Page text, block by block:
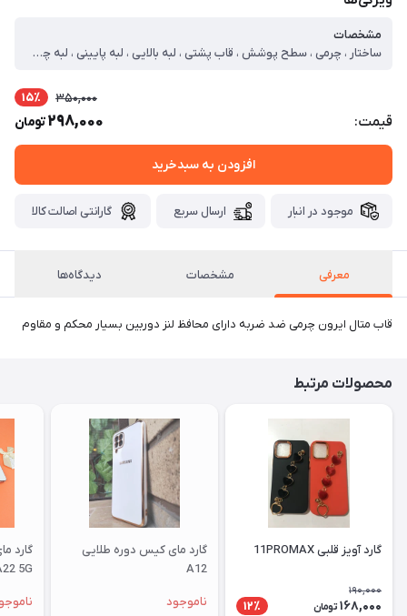
مشخصات
ساختار ، چرمی ، سطح پوشش ، قاب پشتی ، لبه بالایی ، لبه پایینی ، لبه چپ ، لبه راست ، حفاظت از دکمه‌ها ، قابلیت‌های کیف و کاور ، مقاوم در برابر ضربه ، لبه های برجسته برای محافظت صفحه نمایش ، لبه های برجسته برای محافظت دوربین
قیمت:
350,000 15٪
298,000تومان
افزودن به سبدخرید
موجود در انبار ارسال سریع گارانتی اصالت کالا
معرفی مشخصات دیدگاه‌ها
قاب متال ایرون چرمی ضد ضربه دارای محافظ لنز دوربین بسیار محکم و مقاوم
محصولات مرتبط
گارد آویز قلبی 11PROMAX
190,000
168,000 تومان 12٪
گارد مای کیس دوره طلایی
A12
ناموجود
گارد
5G